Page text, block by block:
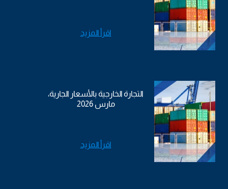
اقرأ المزيد
التجارة الخارجية بالأسعار الجارية،
مارس 2026
اقرأ المزيد